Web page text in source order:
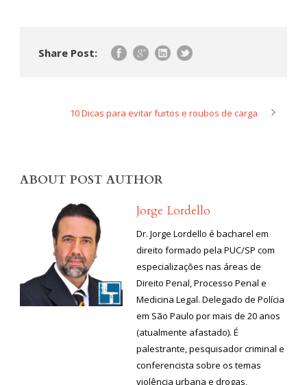
Share Post:
10 Dicas para evitar furtos e roubos de carga
ABOUT POST AUTHOR
Jorge Lordello
Dr. Jorge Lordello é bacharel em
direito formado pela PUC/SP com
especializações nas áreas de
Direito Penal, Processo Penal e
Medicina Legal. Delegado de Polícia
em São Paulo por mais de 20 anos
(atualmente afastado). É
palestrante, pesquisador criminal e
conferencista sobre os temas
violência urbana e drogas,